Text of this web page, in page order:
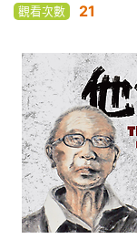
觀看次數 21